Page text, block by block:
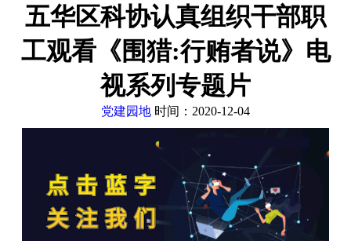
五华区科协认真组织干部职
工观看《围猎:行贿者说》电
视系列专题片
党建园地 时间：2020-12-04